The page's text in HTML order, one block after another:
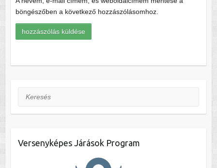
böngészőben a következő hozzászólásomhoz.
Keresés
Versenyképes Járások Program